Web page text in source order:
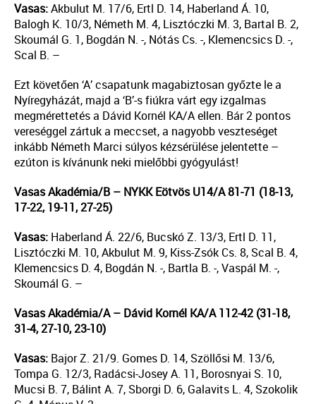
Vasas:Akbulut M. 17/6, Ertl D. 14, Haberland Á. 10,
Balogh K. 10/3, Németh M. 4, Lisztóczki M. 3, Bartal B. 2,
Skoumál G. 1, Bogdán N. -, Nótás Cs. -, Klemencsics D. -,
Scal B. –
Ezt követően ‘A’ csapatunk magabiztosan győzte le a
Nyíregyházát, majd a ‘B’-s fiúkra várt egy izgalmas
megmérettetés a Dávid Kornél KA/A ellen. Bár 2 pontos
vereséggel zártuk a meccset, a nagyobb veszteséget
inkább Németh Marci súlyos kézsérülése jelentette –
ezúton is kívánunk neki mielőbbi gyógyulást!
Vasas Akadémia/B – NYKK Eötvös U14/A 81-71 (18-13,
17-22, 19-11, 27-25)
Vasas: Haberland Á. 22/6, Bucskó Z. 13/3, Ertl D. 11,
Lisztóczki M. 10, Akbulut M. 9, Kiss-Zsók Cs. 8, Scal B. 4,
Klemencsics D. 4, Bogdán N. -, Bartla B. -, Vaspál M. -,
Skoumál G. –
Vasas Akadémia/A – Dávid Kornél KA/A 112-42 (31-18,
31-4, 27-10, 23-10)
Vasas: Bajor Z. 21/9. Gomes D. 14, Szöllősi M. 13/6,
Tompa G. 12/3, Radácsi-Josey A. 11, Borosnyai S. 10,
Mucsi B. 7, Bálint A. 7, Sborgi D. 6, Galavits L. 4, Szokolik